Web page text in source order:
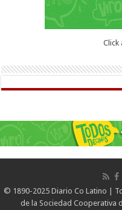
Click
© 1890-2025 Diario Co Latino |
de la Sociedad Cooperativa